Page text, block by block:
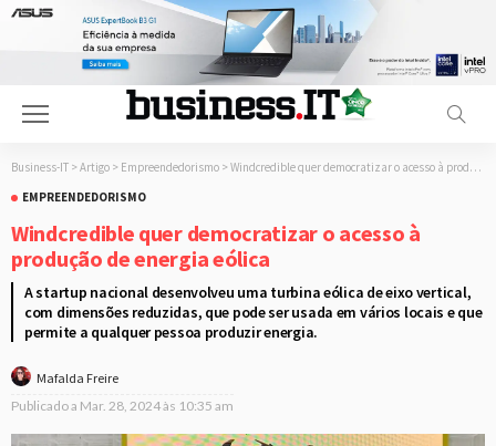
Business-IT > Artigo > Empreendedorismo > Windcredible quer democratizar o acesso à produção de energia eólica
EMPREENDEDORISMO
Windcredible quer democratizar o acesso à
produção de energia eólica
A startup nacional desenvolveu uma turbina eólica de eixo vertical,
com dimensões reduzidas, que pode ser usada em vários locais e que
permite a qualquer pessoa produzir energia.
Mafalda Freire
Publicado a Mar. 28, 2024 às 10:35 am